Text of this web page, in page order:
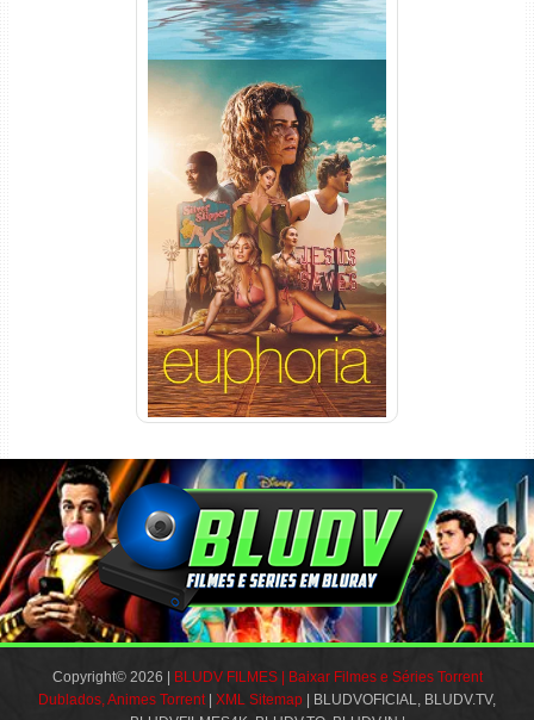
Euphoria 3ª Temporada
Torrent (2026) WEB-DL 1080p
Dual Áudio
Copyright© 2026 |
BLUDV FILMES | Baixar Filmes e Séries Torrent
Dublados, Animes Torrent| XML Sitemap | BLUDVOFICIAL, BLUDV.TV,